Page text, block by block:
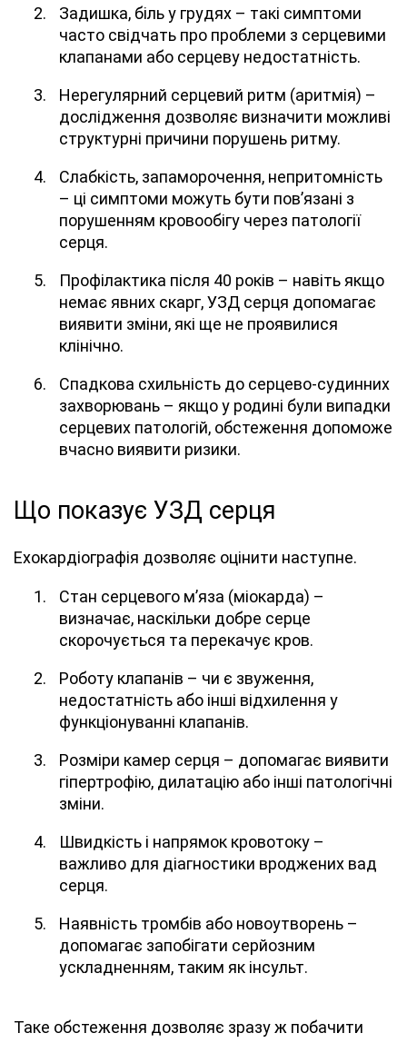
Задишка, біль у грудях – такі симптоми
часто свідчать про проблеми з серцевими
клапанами або серцеву недостатність.
Нерегулярний серцевий ритм (аритмія) –
дослідження дозволяє визначити можливі
структурні причини порушень ритму.
Слабкість, запаморочення, непритомність
– ці симптоми можуть бути пов’язані з
порушенням кровообігу через патології
серця.
Профілактика після 40 років – навіть якщо
немає явних скарг, УЗД серця допомагає
виявити зміни, які ще не проявилися
клінічно.
Спадкова схильність до серцево-судинних
захворювань – якщо у родині були випадки
серцевих патологій, обстеження допоможе
вчасно виявити ризики.
Що показує УЗД серця
Ехокардіографія дозволяє оцінити наступне.
Стан серцевого м’яза (міокарда) –
визначає, наскільки добре серце
скорочується та перекачує кров.
Роботу клапанів – чи є звуження,
недостатність або інші відхилення у
функціонуванні клапанів.
Розміри камер серця – допомагає виявити
гіпертрофію, дилатацію або інші патологічні
зміни.
Швидкість і напрямок кровотоку –
важливо для діагностики вроджених вад
серця.
Наявність тромбів або новоутворень –
допомагає запобігати серйозним
ускладненням, таким як інсульт.
Таке обстеження дозволяє зразу ж побачити